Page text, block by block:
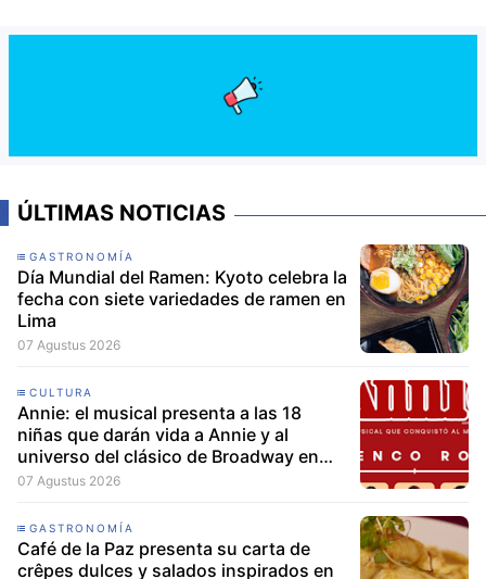
ÚLTIMAS NOTICIAS
GASTRONOMÍA
Día Mundial del Ramen: Kyoto celebra la
fecha con siete variedades de ramen en
Lima
07 Agustus 2026
CULTURA
Annie: el musical presenta a las 18
niñas que darán vida a Annie y al
universo del clásico de Broadway en
Lima
07 Agustus 2026
GASTRONOMÍA
Café de la Paz presenta su carta de
crêpes dulces y salados inspirados en